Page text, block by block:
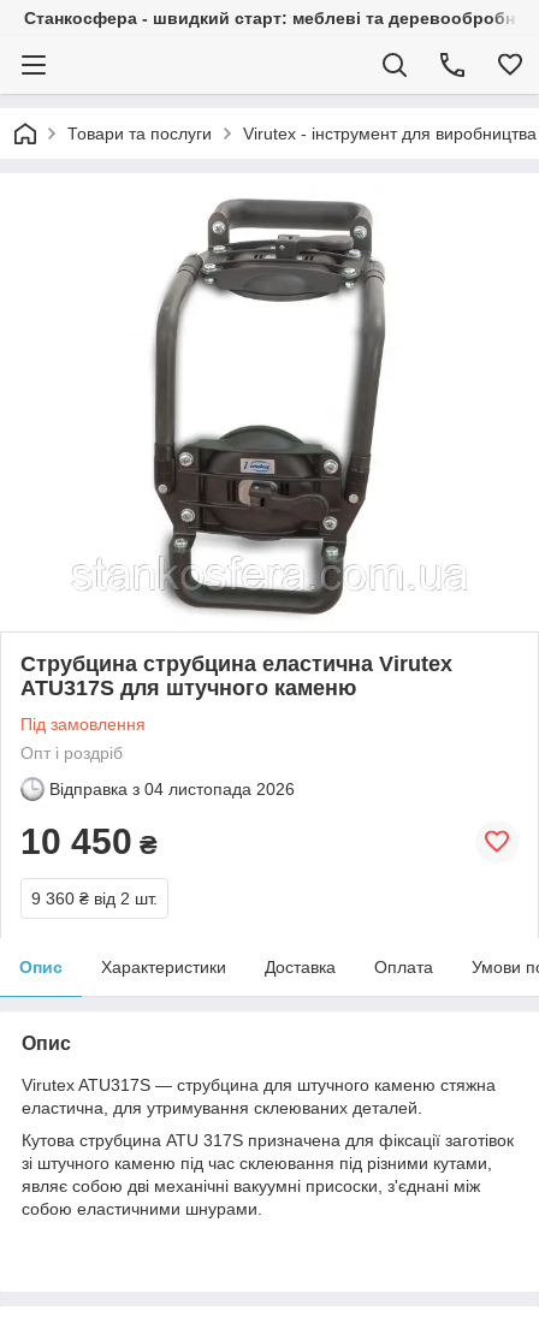
Станкосфера - швидкий старт: меблеві та деревообробні
Товари та послуги Virutex - інструмент для
Струбцина струбцина еластична Virutex
ATU317S для штучного каменю
Під замовлення
Опт і роздріб
Відправка з 04 листопада 2026
10 450 ₴
9 360 ₴ від 2 шт.
Опис Характеристики Доставка Оплата Умови
Опис
Virutex ATU317S — струбцина для штучного каменю стяжна
еластична, для утримування склеюваних деталей.
Кутова струбцина ATU 317S призначена для фіксації заготівок
зі штучного каменю під час склеювання під різними кутами,
являє собою дві механічні вакуумні присоски, з'єднані між
собою еластичними шнурами.